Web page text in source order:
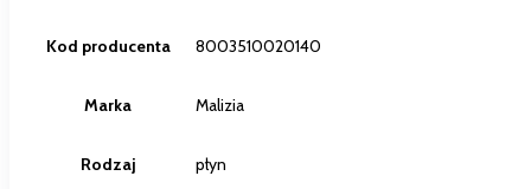
Kod producenta 8003510020140
Marka Malizia
Rodzaj płyn